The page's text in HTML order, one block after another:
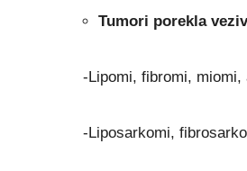
Tumori porekla
-Lipomi, fibromi,
-Liposarkomi,